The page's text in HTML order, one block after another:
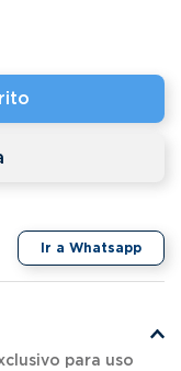
Ir a Whatsapp
para uso